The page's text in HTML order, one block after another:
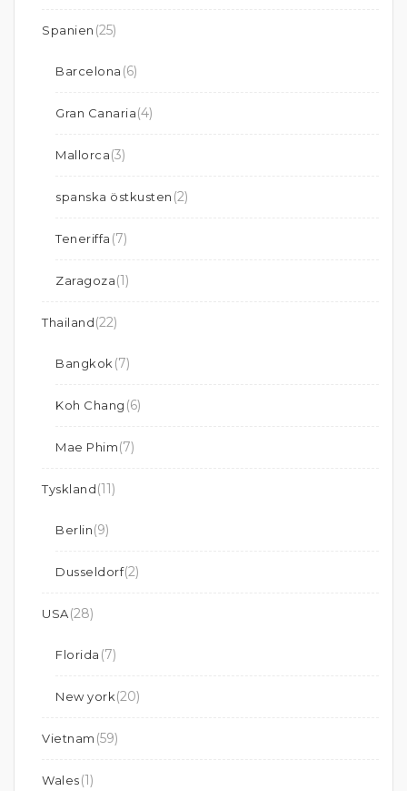
Spanien (25)
Barcelona (6)
Gran Canaria(4)
Mallorca(3)
spanska östkusten (2)
Teneriffa (7)
Zaragoza(1)
Thailand(22)
Bangkok (7)
Koh Chang (6)
Mae Phim(7)
Tyskland(11)
Berlin(9)
Dusseldorf(2)
USA(28)
Florida (7)
New york(20)
Vietnam (59)
Wales(1)